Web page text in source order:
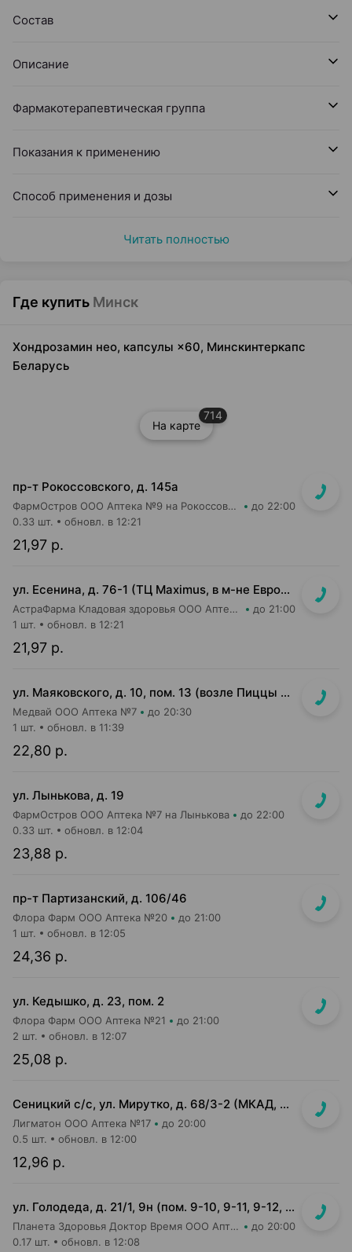
Состав
Описание
Фармакотерапевтическая группа
Показания к применению
Способ применения и дозы
Читать полностью
Где купить Минск
Хондрозамин нео, капсулы ×60, Минскинтеркапс
Беларусь
На карте
714
пр-т Рокоссовского, д. 145а
ФармОстров ООО Аптека №9 на Рокоссовского до 22:00
21,97 р.
0.33 шт. обновл. в 12:21
ул. Есенина, д. 76-1 (ТЦ Maximus, в м-не Евроопт Super)
АстраФарма Кладовая здоровья ООО Аптека №9 до 21:00
21,97 р.
1 шт. обновл. в 12:21
ул. Маяковского, д. 10, пом. 13 (возле Пиццы Мании)
Медвай ООО Аптека №7 до 20:30
22,80 р.
1 шт. обновл. в 11:39
ул. Лынькова, д. 19
ФармОстров ООО Аптека №7 на Лынькова до 22:00
23,88 р.
0.33 шт. обновл. в 12:04
пр-т Партизанский, д. 106/46
Флора Фарм ООО Аптека №20 до 21:00
24,36 р.
1 шт. обновл. в 12:05
ул. Кедышко, д. 23, пом. 2
Флора Фарм ООО Аптека №21 до 21:00
25,08 р.
2 шт. обновл. в 12:07
Сеницкий с/с, ул. Мирутко, д. 68/3-2 (МКАД, 22 км, около магазина Мастак)
Лигматон ООО Аптека №17 до 20:00
12,96 р.
0.5 шт. обновл. в 12:00
ул. Голодеда, д. 21/1, 9н (пом. 9-10, 9-11, 9-12, 9-13, 9-14, 9-15, 9-16)
Планета Здоровья Доктор Время ООО Аптека №8 до 20:00
0.17 шт. обновл. в 12:08